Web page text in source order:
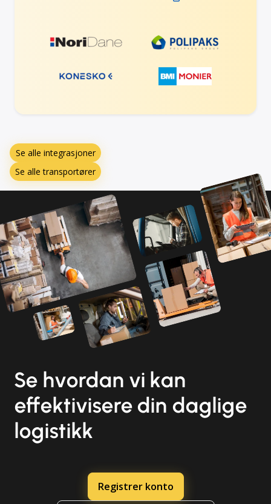
Se alle integrasjoner
Se alle transportører
Se hvordan vi kan
effektivisere din daglige
logistikk
Registrer konto